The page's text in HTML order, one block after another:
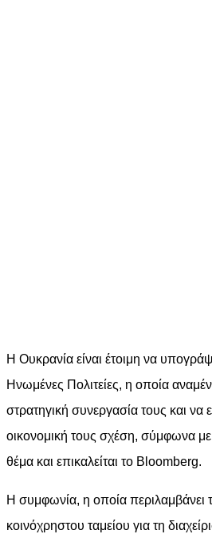
Η Ουκρανία είναι έτοιμη να
Ηνωμένες Πολιτείες, η οποία
στρατηγική συνεργασία τους και να
οικονομική τους σχέση, σύμφωνα
θέμα και επικαλείται το Bloomberg.
Η συμφωνία, η οποία περιλαμβάνει
κοινόχρηστου ταμείου για τη